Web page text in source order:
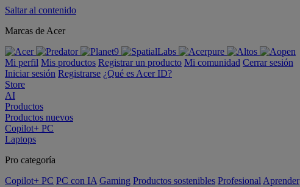
Saltar al contenido
Marcas de Acer
Mi perfil Mis productos Registrar un producto Mi comunidad Cerrar sesión
Iniciar sesión Registrarse ¿Qué es Acer ID?
Store
AI
Productos
Productos nuevos
Copilot+ PC
Laptops
Pro categoría
Copilot+ PC PC con IA Gaming Productos sostenibles Profesional Aprender